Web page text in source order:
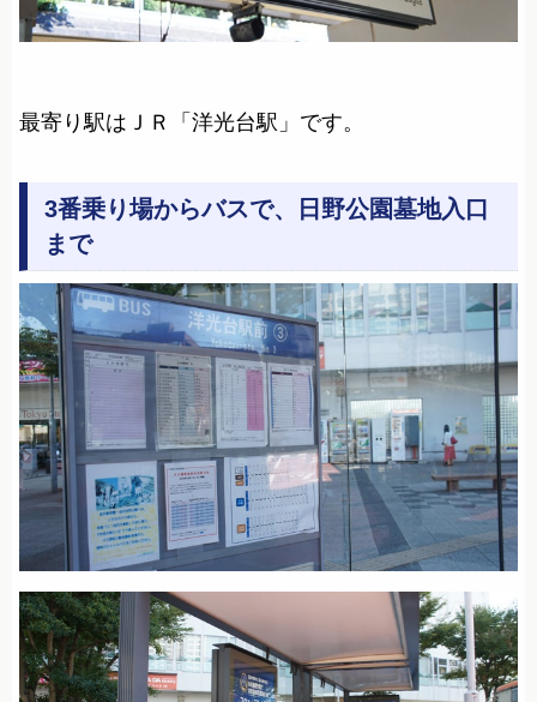
最寄り駅はＪＲ「洋光台駅」です。
3番乗り場からバスで、日野公園墓地入口
まで